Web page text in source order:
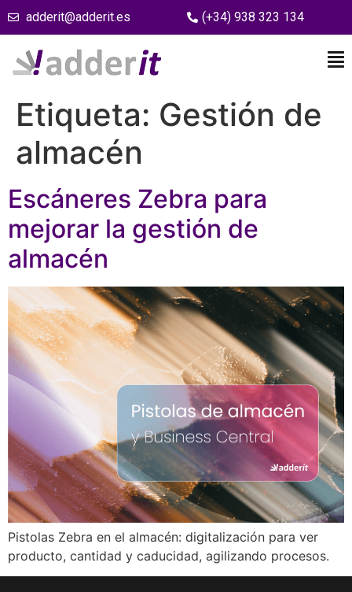
adderit@adderit.es (+34) 938 323 134
Etiqueta: Gestión de
almacén
Escáneres Zebra para
mejorar la gestión de
almacén
Pistolas Zebra en el almacén: digitalización para ver
producto, cantidad y caducidad, agilizando procesos.